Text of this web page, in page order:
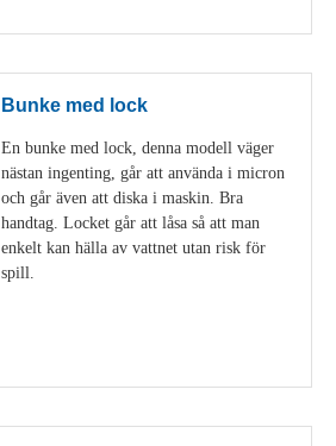
Bunke med lock
En bunke med lock, denna modell väger
nästan ingenting, går att använda i micron
och går även att diska i maskin. Bra
handtag. Locket går att låsa så att man
enkelt kan hälla av vattnet utan risk för
spill.